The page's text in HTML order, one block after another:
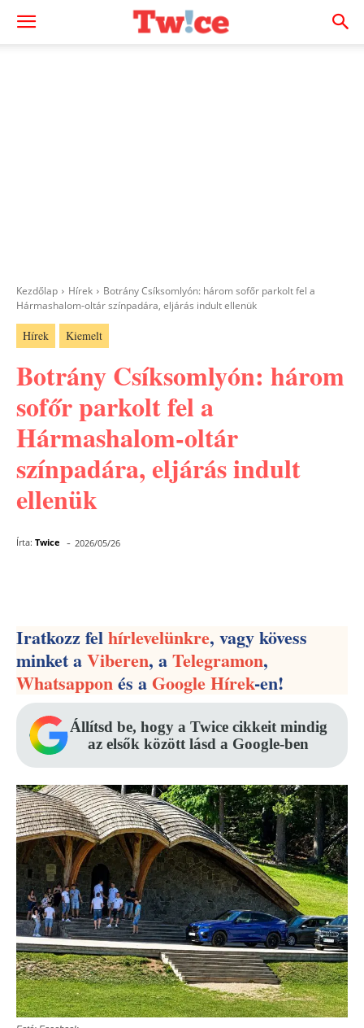
Kezdőlap Hírek
Botrány Csíksomlyón: három sofőr parkolt fel a
Hármashalom-oltár színpadára, eljárás indult ellenük
Hírek Kiemelt
Botrány Csíksomlyón: három
sofőr parkolt fel a
Hármashalom-oltár
színpadára, eljárás indult
ellenük
Írta: Twice - 2026/05/26
Iratkozz felhírlevelünkre, vagy kövess
minket aViberen, aTelegramon,
Whatsapponés aGoogle Hírek-en!
Állítsd be, hogy a Twice cikkeit mindig
az elsők között lásd a Google-ben